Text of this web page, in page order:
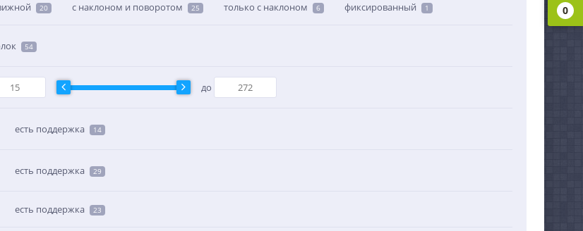
20 с наклоном и поворотом 25 только с наклоном 6 фиксированный 1
54
до
есть поддержка 14
есть поддержка 29
есть поддержка 23
0